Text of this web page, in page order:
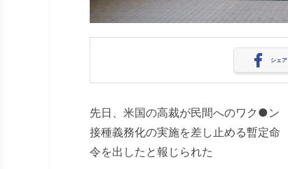
シェア
先日、米国の高裁が民間へのワク ●ン
接種義務化の実施を差し止める暫定命
令を出したと報じられた